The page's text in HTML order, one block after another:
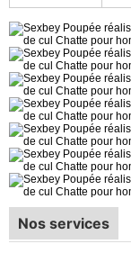
Nos services